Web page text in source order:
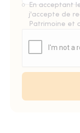
En acceptant
j'accepte de
Patrimoine et